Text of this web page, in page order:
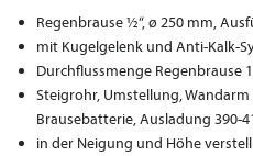
Regenbrause ½“, ø 250 mm,
mit Kugelgelenk und Anti-Kalk-
Durchflussmenge Regenbrause
Steigrohr, Umstellung,
Brausebatterie, Ausladung 390-
in der Neigung und Höhe